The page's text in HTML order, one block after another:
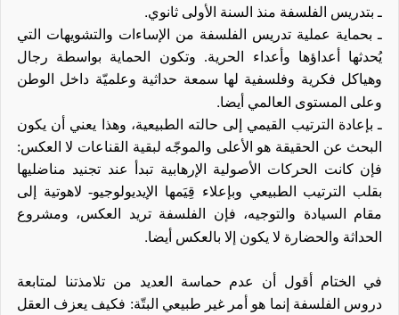
ـ بتدريس الفلسفة منذ السنة الأولى ثانوي.
ـ بحماية عملية تدريس الفلسفة من الإساءات والتشويهات التي
يُحدثها
أعداؤها وأعداء الحرية. وتكون الحماية بواسطة رجال
وهياكل فكرية وفلسفية لها سمعة حداثية وعلميّة داخل الوطن
وعلى المستوى العالمي أيضا.
ـ بإعادة الترتيب القيمي إلى حالته الطبيعية، وهذا يعني أن يكون
البحث عن الحقيقة هو الأعلى والموجّه لبقية القناعات لا العكس:
فإن كانت الحركات الأصولية الإرهابية تبدأ عند تجنيد مناضليها
بقلب الترتيب الطبيعي وبإعلاء قِيَمها الإيديولوجيو- لاهوتية إلى
مقام السيادة والتوجيه، فإن الفلسفة تريد العكس، ومشروع
الحداثة والحضارة لا يكون إلا بالعكس أيضا.
في الختام أقول أن عدم حماسة العديد من تلامذتنا لمتابعة
دروس الفلسفة إنما هو أمر غير طبيعي البتّة: فكيف يعزف العقل